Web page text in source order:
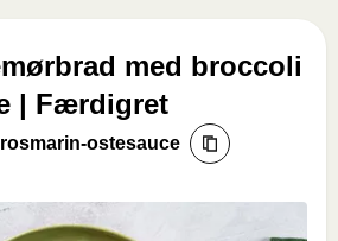
med broccoli
| Færdigret
ostesauce